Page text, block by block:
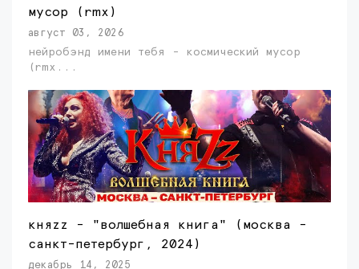
мусор (rmx)
август 03, 2026
нейробэнд имени тебя - космический мусор
(rmx...
княzz - "волшебная книга" (москва -
санкт-петербург, 2024)
декабрь 14, 2025